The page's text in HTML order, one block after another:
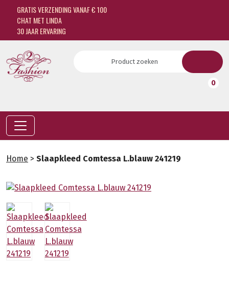
GRATIS VERZENDING VANAF € 100
CHAT MET LINDA
30 JAAR ERVARING
0
Home > Slaapkleed Comtessa L.blauw 241219